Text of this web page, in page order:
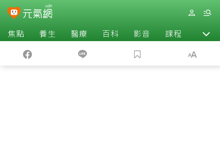
焦點 養生 醫療 百科 影音 課程 退休